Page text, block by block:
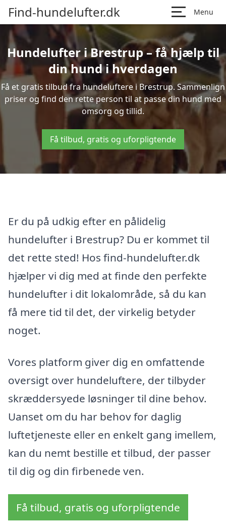
Find-hundelufter.dk Menu
Hundelufter i Brestrup – få hjælp til
din hund i hverdagen
Få et gratis tilbud fra hundeluftere i Brestrup. Sammenlign
priser og find den rette person til at passe din hund med
omsorg og tillid.
Få tilbud, gratis og uforpligtende
Er du på udkig efter en pålidelig
hundelufter i Brestrup? Du er kommet til
det rette sted! Hos find-hundelufter.dk
hjælper vi dig med at finde den perfekte
hundelufter i dit lokalområde, så du kan
få mere tid til det, der virkelig betyder
noget.
Vores platform giver dig en omfattende
oversigt over hundeluftere, der tilbyder
skræddersyede løsninger til dine behov.
Uanset om du har behov for daglig
luftetjeneste eller en enkelt gang imellem,
kan du nemt bestille et tilbud, der passer
til dig og din firbenede ven.
Få tilbud, gratis og uforpligtende